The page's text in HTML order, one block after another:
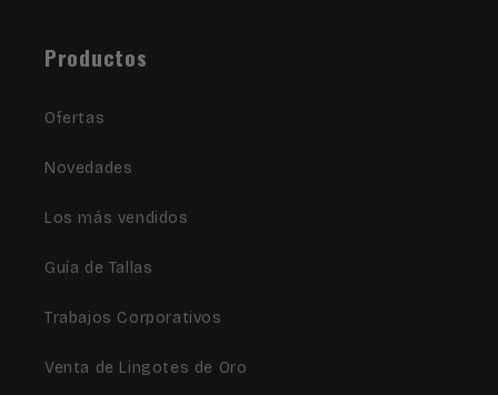
Productos
Ofertas
Novedades
Los más vendidos
Guía de Tallas
Trabajos Corporativos
Venta de Lingotes de Oro